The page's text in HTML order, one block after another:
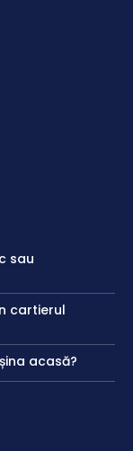
sau
cartierul
acasă?